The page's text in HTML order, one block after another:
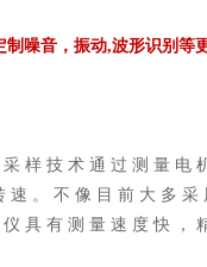
噪音，振动,波形识别等
采 样 技 术 通 过 测 量
速 。 不 像 目 前 大 多
具 有 测 量 速 度 快 ，